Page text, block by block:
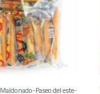
Maldonado Paseo del este